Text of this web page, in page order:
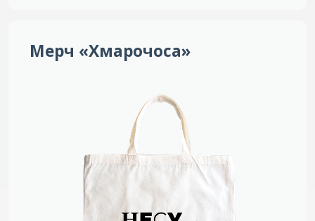
Мерч «Хмарочоса»